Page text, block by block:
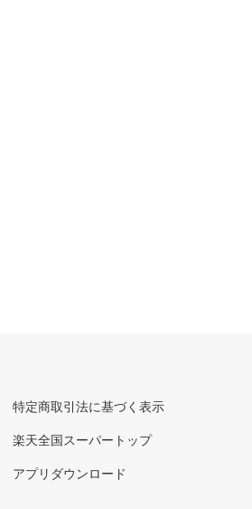
特定商取引法に基づく表示
楽天全国スーパートップ
アプリダウンロード